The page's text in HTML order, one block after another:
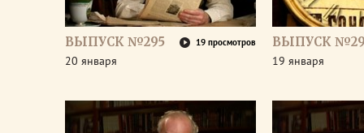
ВЫПУСК №295 19 просмотров
20 января
ВЫПУСК
19 января